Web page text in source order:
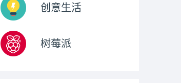
创意生活
树莓派